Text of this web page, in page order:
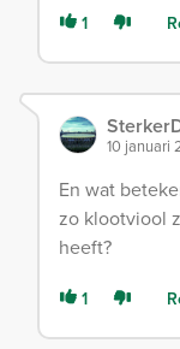
1
10 januari
En wat
zo klootviool
heeft?
1